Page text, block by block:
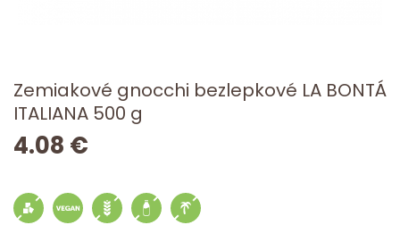
Zemiakové gnocchi bezlepkové LA BONTÁ
ITALIANA 500 g
4.08 €